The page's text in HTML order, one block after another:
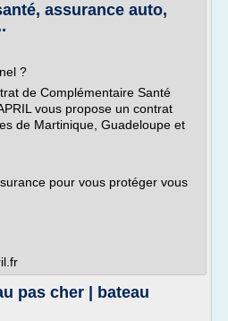
assurance auto,
?
de Complémentaire Santé
vous propose un contrat
de Martinique, Guadeloupe et
pour vous protéger vous
pas cher | bateau